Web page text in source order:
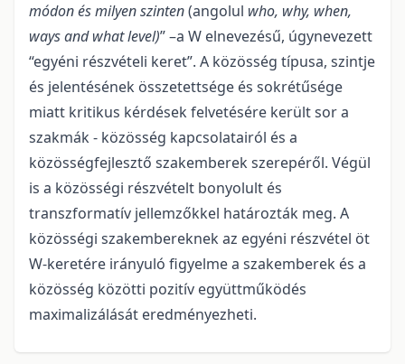
módon és milyen szinten(angolul who, why, when,
ways and what level)” –a W elnevezésű, úgynevezett
“egyéni részvételi keret”. A közösség típusa, szintje
és jelentésének összetettsége és sokrétűsége
miatt kritikus kérdések felvetésére került sor a
szakmák - közösség kapcsolatairól és a
közösségfejlesztő szakemberek szerepéről. Végül
is a közösségi részvételt bonyolult és
transzformatív jellemzőkkel határozták meg. A
közösségi szakembereknek az egyéni részvétel öt
W-keretére irányuló figyelme a szakemberek és a
közösség közötti pozitív együttműködés
maximalizálását eredményezheti.